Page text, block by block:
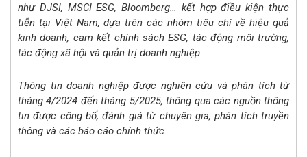
như DJSI, MSCI ESG, Bloomberg… kết hợp điều kiện thực
tiễn tại Việt Nam, dựa trên các nhóm tiêu chí về hiệu quả
kinh doanh, cam kết chính sách ESG, tác động môi trường,
tác động xã hội và quản trị doanh nghiệp.
Thông tin doanh nghiệp được nghiên cứu và phân tích từ
tháng 4/2024 đến tháng 5/2025, thông qua các nguồn thông
tin được công bố, đánh giá từ chuyên gia, phân tích truyền
thông và các báo cáo chính thức.